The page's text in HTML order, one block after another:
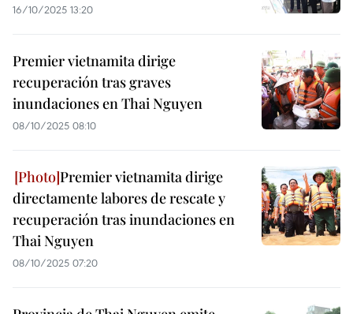
16/10/2025 13:20
Premier vietnamita dirige
recuperación tras graves
inundaciones en Thai Nguyen
08/10/2025 08:10
Premier vietnamita dirige
directamente labores de rescate y
recuperación tras inundaciones en
Thai Nguyen
08/10/2025 07:20